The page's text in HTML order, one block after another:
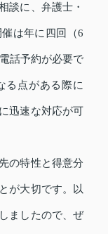
談に、弁護士・
は年に四回（6
話予約が必要で
る点がある際に
迅速な対応が可
の特性と得意分
が大切です。以
ましたので、ぜ